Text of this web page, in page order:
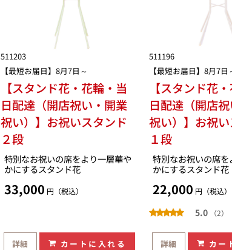
511203
【最短お届日】8月7日～
【スタンド花・花輪・当
日配達（開店祝い・開業
祝い）】お祝いスタンド
２段
特別なお祝いの席をより一層華や
かにするスタンド花
33,000 円（税込）
詳細 カートに入れる
511196
【最短お届日】8月7日
【スタンド花
日配達（開店
祝い）】お祝
１段
特別なお祝いの席
かにするスタンド花
22,000 円（税込）
5.0 （2）
詳細 カー